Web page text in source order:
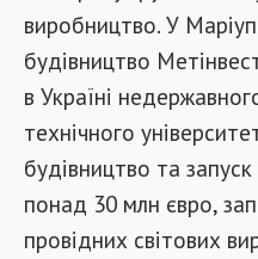
виробництво. У
будівництво
в Україні
технічного
будівництво та
понад 30 млн євро,
провідних світових